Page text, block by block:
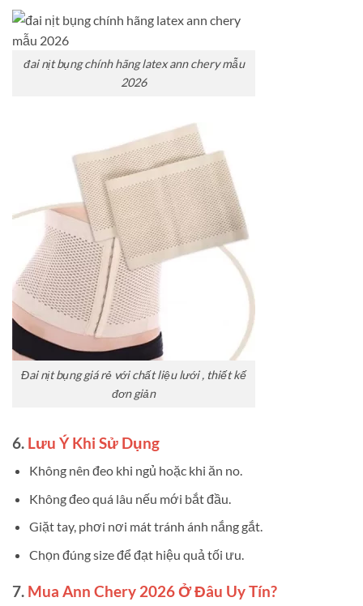
đai nịt bụng chính hãng latex ann chery mẫu
2026
Đai nịt bụng giá rẻ với chất liệu lưới , thiết kế
đơn giản
6. Lưu Ý Khi Sử Dụng
Không nên đeo khi ngủ hoặc khi ăn no.
Không đeo quá lâu nếu mới bắt đầu.
Giặt tay, phơi nơi mát tránh ánh nắng gắt.
Chọn đúng size để đạt hiệu quả tối ưu.
7. Mua Ann Chery 2026 Ở Đâu Uy Tín?